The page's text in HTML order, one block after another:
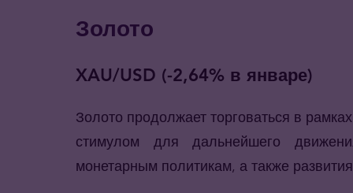
Золото
XAU/USD (-2,64% в январе)
Золото продолжает торговаться в
стимулом для дальнейшего
монетарным политикам, а также